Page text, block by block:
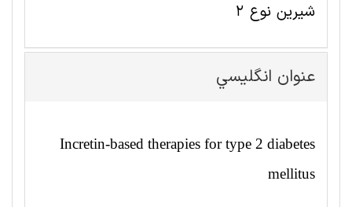
شیرین نوع 2
عنوان انگليسي
Incretin-based therapies for type 2 diabetes
mellitus